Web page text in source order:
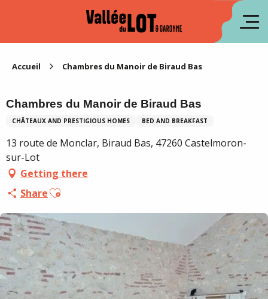
Accueil Chambres du Manoir de Biraud Bas
Chambres du Manoir de Biraud Bas
CHÂTEAUX AND PRESTIGIOUS HOMES BED AND BREAKFAST
13 route de Monclar, Biraud Bas, 47260 Castelmoron-
sur-Lot
Getting there
ShareAjouter aux favoris